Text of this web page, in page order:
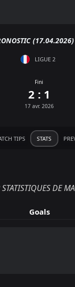
(17.04.2026)
LIGUE 2
Fini
2 : 1
17 avr. 2026
TIPS STATS
DE
Goals